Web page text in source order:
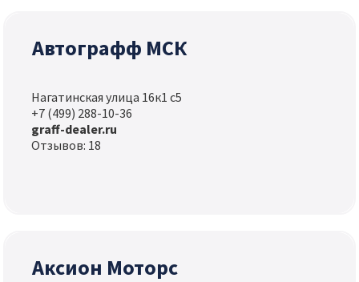
Автографф МСК
Нагатинская улица 16к1 с5
+7 (499) 288-10-36
graff-dealer.ru
Отзывов: 18
Аксион Моторс